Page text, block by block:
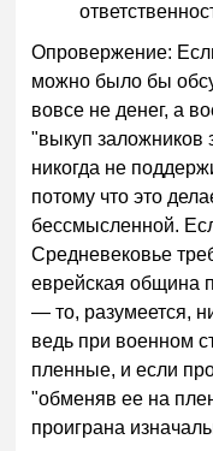
Опровержение:
можно было бы
вовсе не денег, а
"выкуп заложников
никогда не
потому что это
бессмысленной.
Средневековье
еврейская община
— то, разумеется,
ведь при военном
пленные, и если
"обменяв ее на
проиграна